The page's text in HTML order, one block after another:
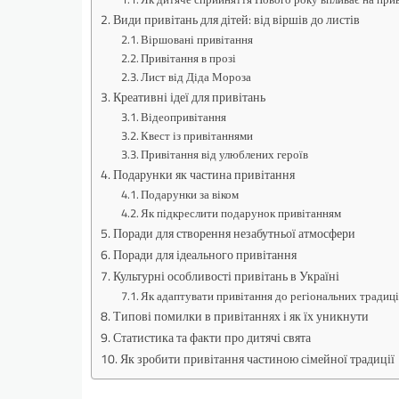
Види привітань для дітей: від віршів до листів
Віршовані привітання
Привітання в прозі
Лист від Діда Мороза
Креативні ідеї для привітань
Відеопривітання
Квест із привітаннями
Привітання від улюблених героїв
Подарунки як частина привітання
Подарунки за віком
Як підкреслити подарунок привітанням
Поради для створення незабутньої атмосфери
Поради для ідеального привітання
Культурні особливості привітань в Україні
Як адаптувати привітання до регіональних
Типові помилки в привітаннях і як їх уникнути
Статистика та факти про дитячі свята
Як зробити привітання частиною сімейної традиції